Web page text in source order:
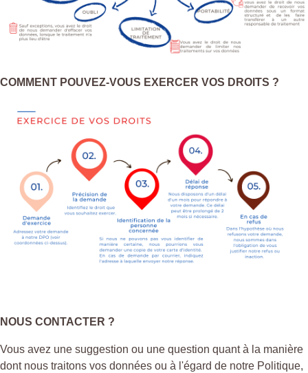
COMMENT POUVEZ-VOUS EXERCER VOS DROITS ?
NOUS CONTACTER ?
Vous avez une suggestion ou une question quant à la manière
dont nous traitons vos données ou à l'égard de notre Politique,